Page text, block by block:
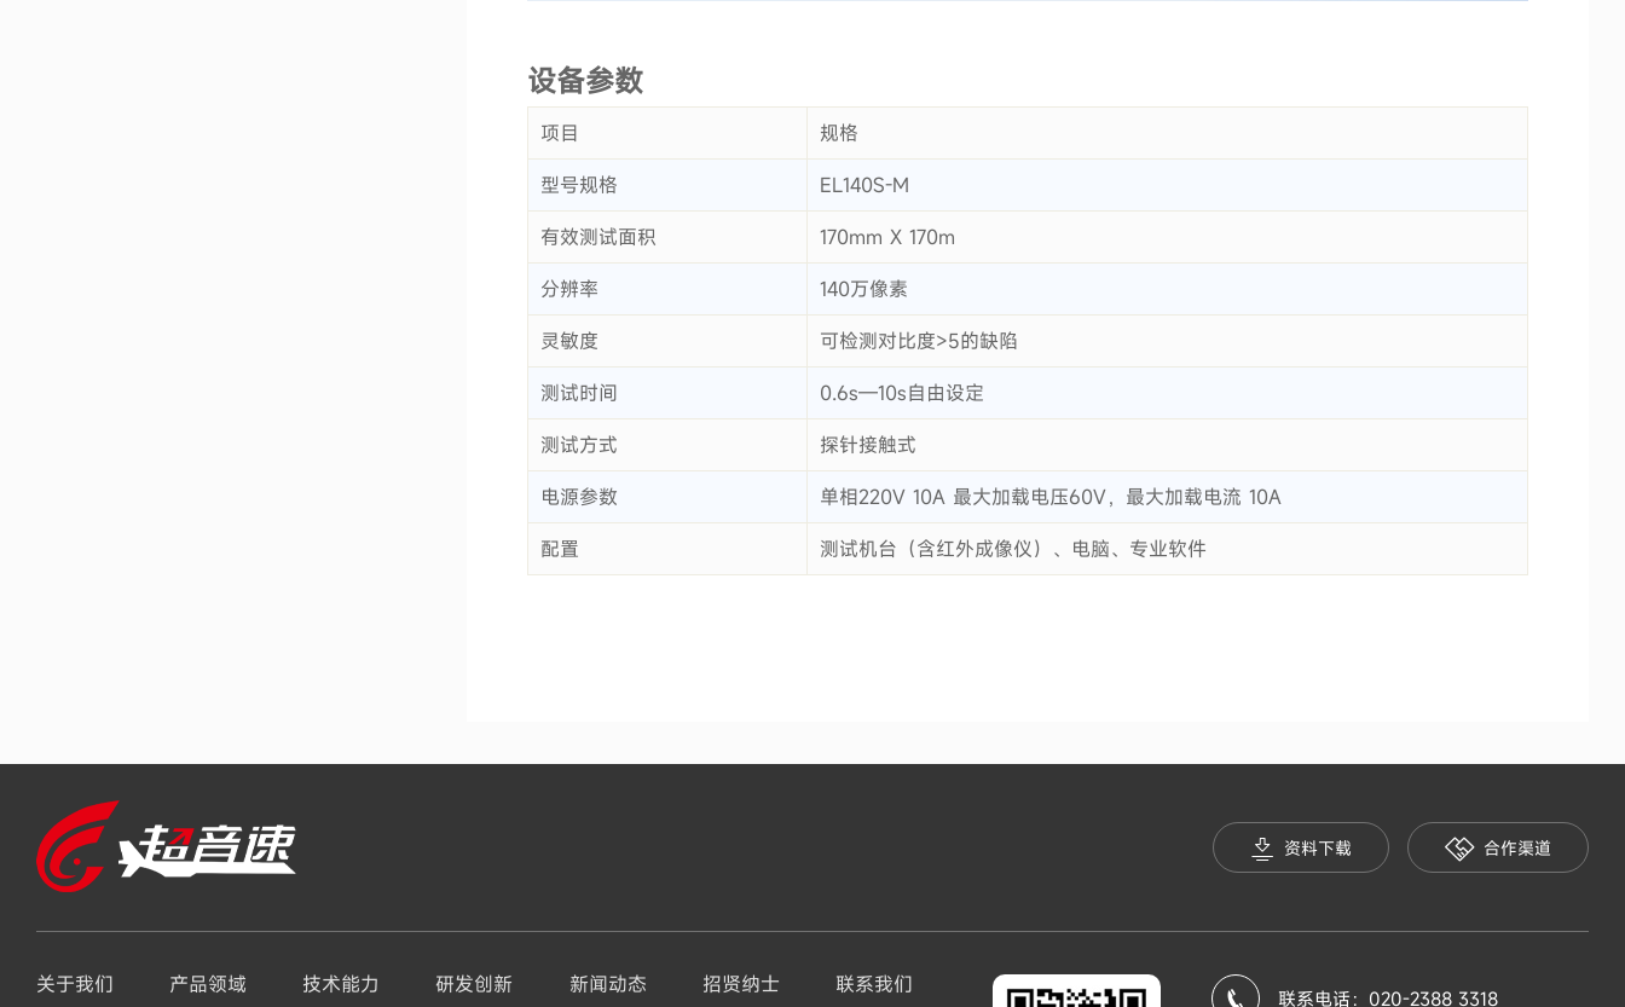
设备参数
项目
规格
型号规格
EL140S-M
有效测试面积
170mm X 170m
分辨率
140万像素
灵敏度
可检测对比度>5的缺陷
测试时间
0.6s—10s自由设定
测试方式
探针接触式
电源参数
单相220V 10A 最大加载电压60V，最大加载电流 10A
配置
测试机台（含红外成像仪）、电脑、专业软件
资料下载 合作渠道
关于我们 产品领域 技术能力 研发创新 新闻动态 招贤纳士 联系我们
联系电话：020-2388 3318